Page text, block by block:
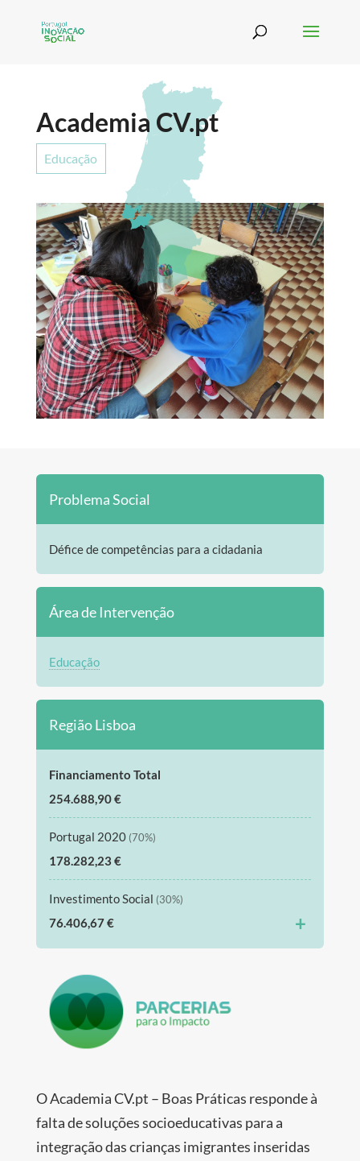
Academia CV.pt
Educação
Problema Social
Défice de competências para a cidadania
Área de Intervenção
Educação
Região Lisboa
Financiamento Total
254.688,90 €
Portugal 2020 (70%)
178.282,23 €
Investimento Social (30%)
76.406,67 € +
O Academia CV.pt – Boas Práticas responde à
falta de soluções socioeducativas para a
integração das crianças imigrantes inseridas